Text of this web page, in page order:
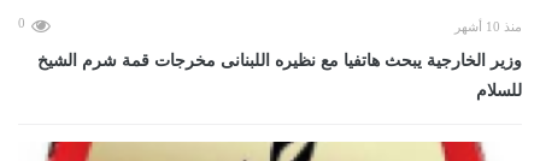
منذ 10 أشهر 0
وزير الخارجية يبحث هاتفيا مع نظيره اللبنانى مخرجات قمة شرم الشيخ
للسلام